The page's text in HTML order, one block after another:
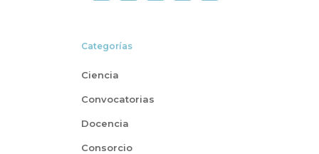
Categorías
Ciencia
Convocatorias
Docencia
Consorcio